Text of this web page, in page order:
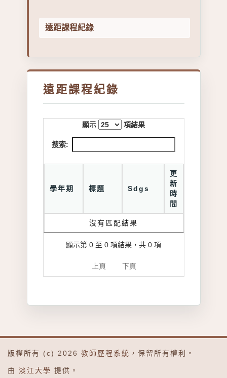
遠距課程紀錄
遠距課程紀錄
顯示 項結果
搜索:
學年期 標題 Sdgs
更
新
時
間
沒有匹配結果
顯示第 0 至 0 項結果，共 0 項
上頁 下頁
版權所有 (c) 2026 教師歷程系統 ，保留所有權利。
由 淡江大學 提供。